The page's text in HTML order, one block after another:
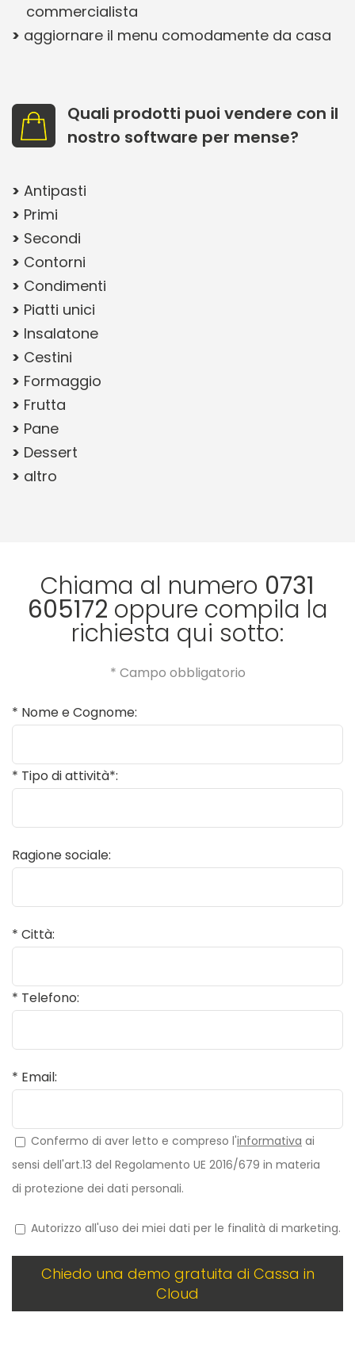
commercialista
aggiornare il menu comodamente da casa
Quali prodotti puoi vendere con il
nostro software per mense?
Antipasti
Primi
Secondi
Contorni
Condimenti
Piatti unici
Insalatone
Cestini
Formaggio
Frutta
Pane
Dessert
altro
Chiama al numero 0731
605172 oppure compila la
richiesta qui sotto:
* Campo obbligatorio
* Nome e Cognome:
* Tipo di attività*:
Ragione sociale:
* Città:
* Telefono:
* Email:
Confermo di aver letto e compreso l'informativa ai
sensi dell'art.13 del Regolamento UE 2016/679 in materia
di protezione dei dati personali.
Autorizzo all'uso dei miei dati per le finalità di marketing.